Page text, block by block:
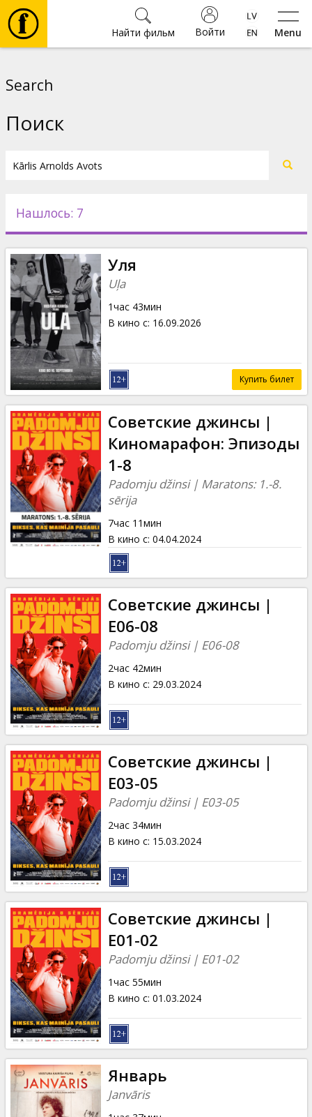
Menu
Войти
Найти фильм
Новости
Подарки
Кинозакуски
B2B
Клуб
Search
Поиск
Нашлось: 7
Уля
Uļa
1час 43мин
В кино с: 16.09.2026
Купить билет
Советские джинсы |
Киномарафон: Эпизоды
1-8
Padomju džinsi | Maratons: 1.-8.
sērija
7час 11мин
В кино с: 04.04.2024
Советские джинсы |
E06-08
Padomju džinsi | E06-08
2час 42мин
В кино с: 29.03.2024
Советские джинсы |
E03-05
Padomju džinsi | E03-05
2час 34мин
В кино с: 15.03.2024
Советские джинсы |
E01-02
Padomju džinsi | E01-02
1час 55мин
В кино с: 01.03.2024
Январь
Janvāris